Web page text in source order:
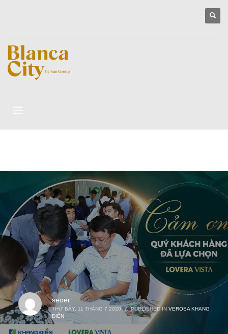
seoer
THỨ BẢY, 11 THÁNG 7 2020 / PUBLISHED IN VEROSA KHANG
ĐIỀN